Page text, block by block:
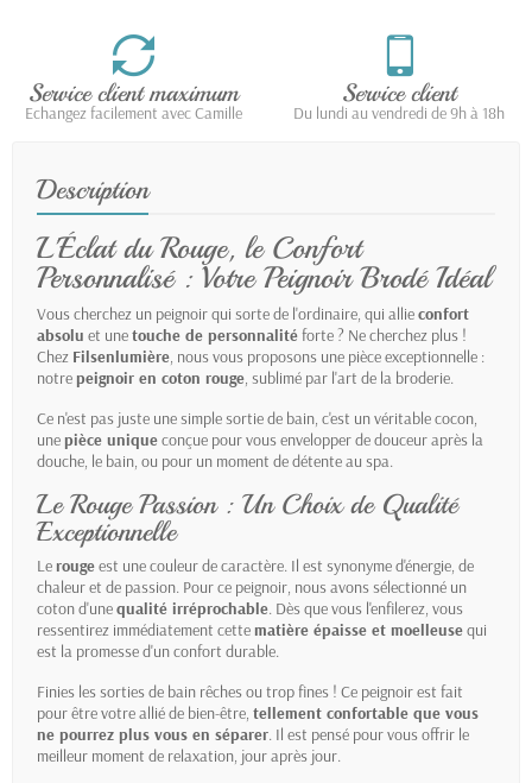
Service client maximum
Echangez facilement avec Camille
Service client
Du lundi au vendredi de 9h à 18h
Description
L'Éclat du Rouge, le Confort
Personnalisé : Votre Peignoir Brodé Idéal
Vous cherchez un peignoir qui sorte de l'ordinaire, qui allieconfort
absolu et unetouche de personnalitéforte ? Ne cherchez plus !
Chez Filsenlumière, nous vous proposons une pièce exceptionnelle :
notre peignoir en coton rouge, sublimé par l'art de la broderie.
Ce n'est pas juste une simple sortie de bain, c'est un véritable cocon,
une pièce uniqueconçue pour vous envelopper de douceur après la
douche, le bain, ou pour un moment de détente au spa.
Le Rouge Passion : Un Choix de Qualité
Exceptionnelle
Le rougeest une couleur de caractère. Il est synonyme d'énergie, de
chaleur et de passion. Pour ce peignoir, nous avons sélectionné un
coton d'unequalité irréprochable. Dès que vous l'enfilerez, vous
ressentirez immédiatement cette matière épaisse et moelleusequi
est la promesse d'un confort durable.
Finies les sorties de bain rêches ou trop fines ! Ce peignoir est fait
pour être votre allié de bien-être, tellement confortable que vous
ne pourrez plus vous en séparer. Il est pensé pour vous offrir le
meilleur moment de relaxation, jour après jour.